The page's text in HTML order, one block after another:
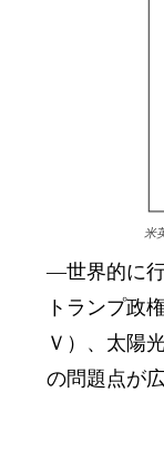
米
―世界的に行
トランプ政
Ｖ）、太陽
の問題点が